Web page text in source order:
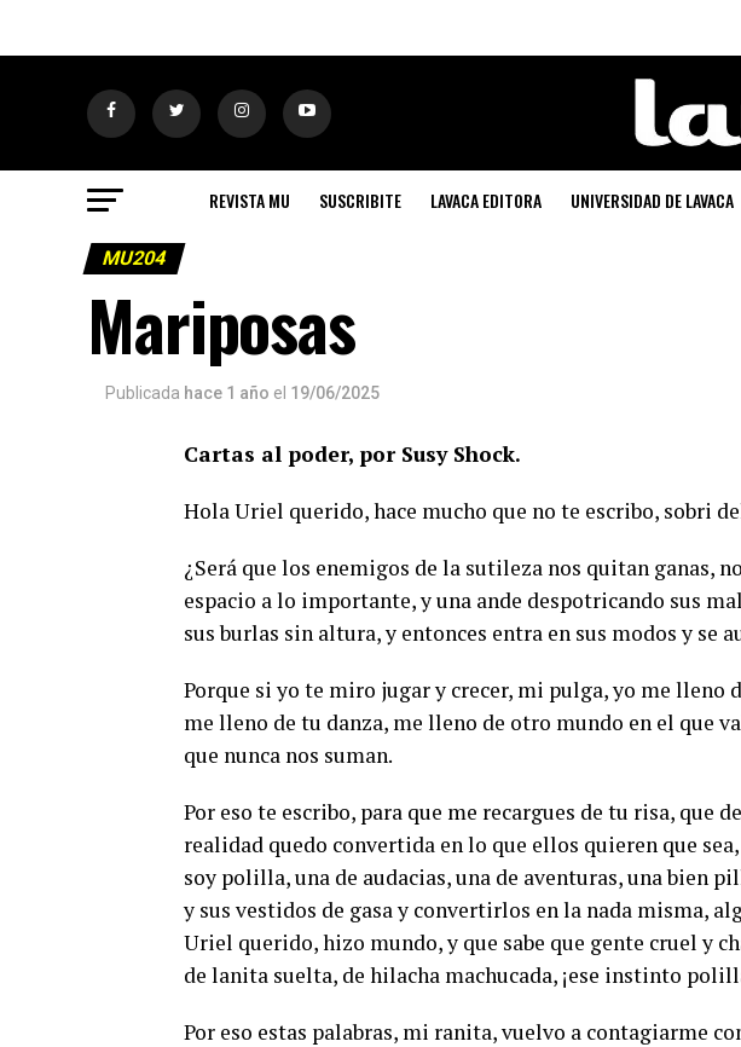
REVISTA MU SUSCRIBITE LAVACA EDITORA UNIVERSIDAD DE LAVACA
MU204
Mariposas
Publicada hace 1 año el 19/06/2025
Cartas al poder, por Susy Shock.
Hola Uriel querido, hace mucho que no te escribo, sobri
¿Será que los enemigos de la sutileza nos quitan ganas,
espacio a lo importante, y una ande despotricando sus
sus burlas sin altura, y entonces entra en sus modos y se
Porque si yo te miro jugar y crecer, mi pulga, yo me lleno
me lleno de tu danza, me lleno de otro mundo en el que
que nunca nos suman.
Por eso te escribo, para que me recargues de tu risa, que
realidad quedo convertida en lo que ellos quieren que
soy polilla, una de audacias, una de aventuras, una bien
y sus vestidos de gasa y convertirlos en la nada misma,
Uriel querido, hizo mundo, y que sabe que gente cruel y
de lanita suelta, de hilacha machucada, ¡ese instinto
Por eso estas palabras, mi ranita, vuelvo a contagiarme